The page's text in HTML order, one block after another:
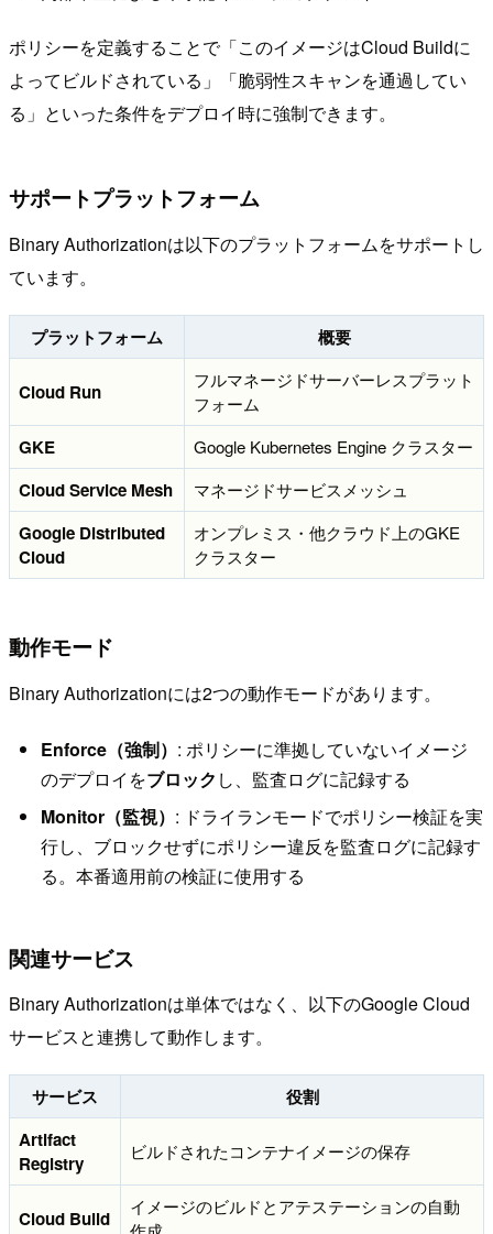
ポリシーを定義することで「このイメージはCloud Buildに
よってビルドされている」「脆弱性スキャンを通過してい
る」といった条件をデプロイ時に強制できます。
サポートプラットフォーム
Binary Authorizationは以下のプラットフォームをサポートし
ています。
プラットフォーム 概要
Cloud Run
フルマネージドサーバーレスプラット
フォーム
GKE Google Kubernetes Engine クラスター
Cloud Service Mesh マネージドサービスメッシュ
Google Distributed
Cloud
オンプレミス・他クラウド上のGKE
クラスター
動作モード
Binary Authorizationには2つの動作モードがあります。
Enforce（強制） : ポリシーに準拠していないイメージ
のデプロイをブロック し、監査ログに記録する
Monitor（監視） : ドライランモードでポリシー検証を実
行し、ブロックせずにポリシー違反を監査ログに記録す
る。本番適用前の検証に使用する
関連サービス
Binary Authorizationは単体ではなく、以下のGoogle Cloud
サービスと連携して動作します。
サービス
役割
Artifact
Registry
ビルドされたコンテナイメージの保存
Cloud Build
イメージのビルドとアテステーションの自動